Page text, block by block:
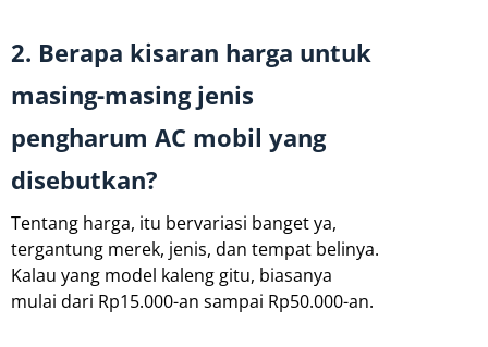
2. Berapa kisaran harga untuk
masing-masing jenis
pengharum AC mobil yang
disebutkan?
Tentang harga, itu bervariasi banget ya,
tergantung merek, jenis, dan tempat belinya.
Kalau yang model kaleng gitu, biasanya
mulai dari Rp15.000-an sampai Rp50.000-an.